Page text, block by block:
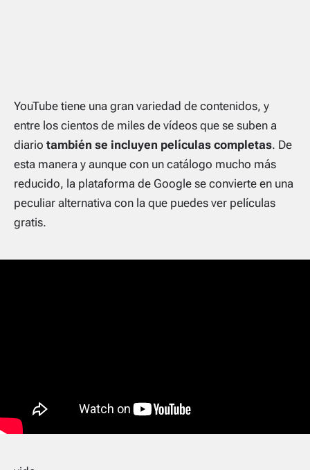
YouTube tiene una gran variedad de contenidos, y
entre los cientos de miles de vídeos que se suben a
diario también se incluyen películas completas. De
esta manera y aunque con un catálogo mucho más
reducido, la plataforma de Google se convierte en una
peculiar alternativa con la que puedes ver películas
gratis.